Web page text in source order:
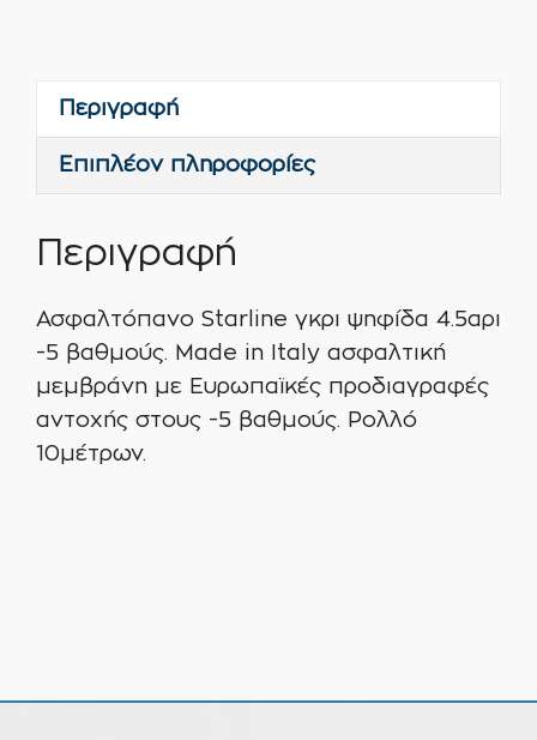
Περιγραφή
Επιπλέον πληροφορίες
Περιγραφή
Ασφαλτόπανο Starline γκρι ψηφίδα 4.5αρι
-5 βαθμούς. Made in Italy ασφαλτική
μεμβράνη με Ευρωπαϊκές προδιαγραφές
αντοχής στους -5 βαθμούς. Ρολλό
10μέτρων.